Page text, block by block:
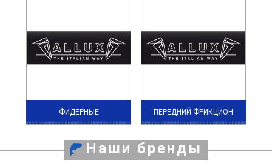
ФИДЕРНЫЕ ПЕРЕДНИЙ ФРИКЦИОН
Наши бренды